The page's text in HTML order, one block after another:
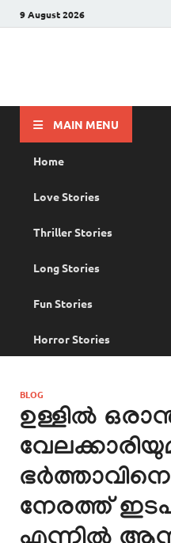
9 August 2026
MAIN MENU
Home
Love Stories
Thriller Stories
Long Stories
Fun Stories
Horror Stories
BLOG
ഉള്ളിൽ
നേരത്ത്